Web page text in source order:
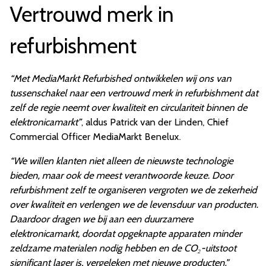
Vertrouwd merk in
refurbishment
“Met MediaMarkt Refurbished ontwikkelen wij ons van
tussenschakel naar een vertrouwd merk in refurbishment dat
zelf de regie neemt over kwaliteit en circulariteit binnen de
elektronicamarkt”, aldus Patrick van der Linden, Chief
Commercial Officer MediaMarkt Benelux.
“We willen klanten niet alleen de nieuwste technologie
bieden, maar ook de meest verantwoorde keuze. Door
refurbishment zelf te organiseren vergroten we de zekerheid
over kwaliteit en verlengen we de levensduur van producten.
Daardoor dragen we bij aan een duurzamere
elektronicamarkt, doordat opgeknapte apparaten minder
zeldzame materialen nodig hebben en de CO₂-uitstoot
significant lager is, vergeleken met nieuwe producten.”